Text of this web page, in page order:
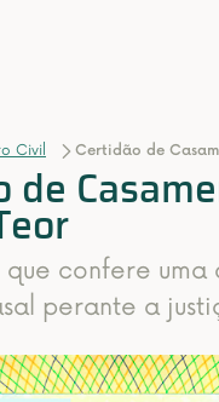
Civil Certidão de
de
confere uma
perante a